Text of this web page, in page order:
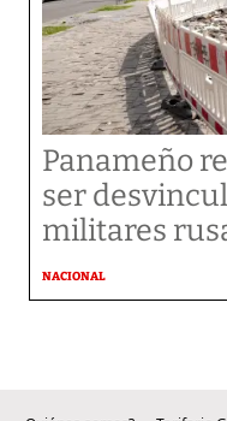
Panameño
ser
militares
NACIONAL